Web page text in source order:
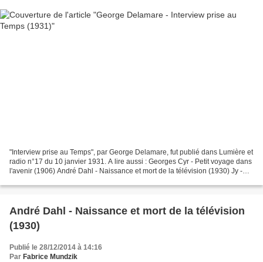
"Interview prise au Temps", par George Delamare, fut publié dans Lumière et
radio n°17 du 10 janvier 1931. A lire aussi : Georges Cyr - Petit voyage dans
l'avenir (1906) André Dahl - Naissance et mort de la télévision (1930) Jy -
André Dahl - Naissance et mort de la télévision
(1930)
Publié le 28/12/2014 à 14:16
Par Fabrice Mundzik